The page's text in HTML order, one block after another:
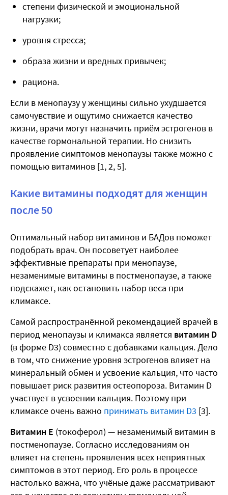
степени физической и эмоциональной
нагрузки;
уровня стресса;
образа жизни и вредных привычек;
рациона.
Если в менопаузу у женщины сильно ухудшается
самочувствие и ощутимо снижается качество
жизни, врачи могут назначить приём эстрогенов в
качестве гормональной терапии. Но снизить
проявление симптомов менопаузы также можно с
помощью витаминов [1, 2, 5].
Какие витамины подходят для женщин
после 50
Оптимальный набор витаминов и БАДов поможет
подобрать врач. Он посоветует наиболее
эффективные препараты при менопаузе,
незаменимые витамины в постменопаузе, а также
подскажет, как остановить набор веса при
климаксе.
Самой распространённой рекомендацией врачей в
период менопаузы и климакса является витамин D
(в форме D3) совместно с добавками кальция. Дело
в том, что снижение уровня эстрогенов влияет на
минеральный обмен и усвоение кальция, что часто
повышает риск развития остеопороза. Витамин D
участвует в усвоении кальция. Поэтому при
климаксе очень важно принимать витамин D3 [3].
Витамин Е (токоферол) — незаменимый витамин в
постменопаузе. Согласно исследованиям он
влияет на степень проявления всех неприятных
симптомов в этот период. Его роль в процессе
настолько важна, что учёные даже рассматривают